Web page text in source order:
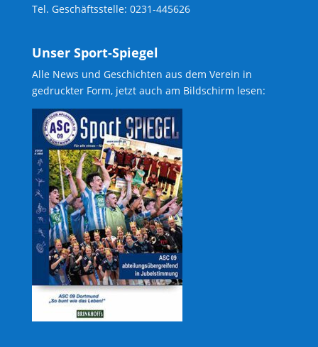
Tel. Geschäftsstelle: 0231-445626
Unser Sport-Spiegel
Alle News und Geschichten aus dem Verein in
gedruckter Form, jetzt auch am Bildschirm lesen: